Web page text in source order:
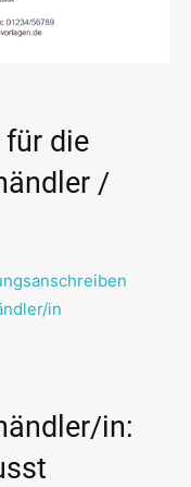
für die
/
in
in: